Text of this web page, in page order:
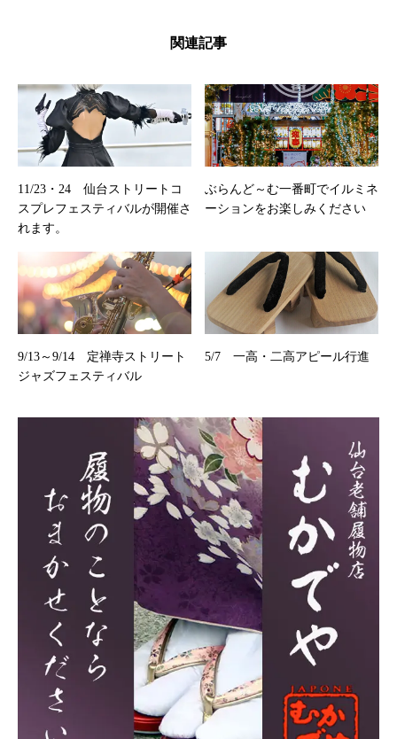
関連記事
11/23・24 仙台ストリートコ
スプレフェスティバルが開催さ
れます。
ぶらんど～む一番町でイルミネ
ーションをお楽しみください
9/13～9/14 定禅寺ストリート
ジャズフェスティバル
5/7 一高・二高アピール行進